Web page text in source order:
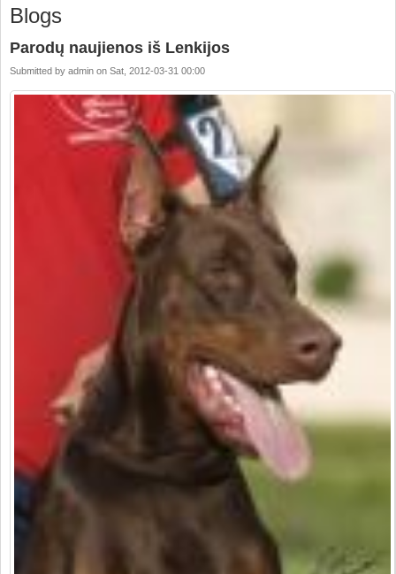
Blogs
Parodų naujienos iš Lenkijos
Submitted by admin on Sat, 2012-03-31 00:00